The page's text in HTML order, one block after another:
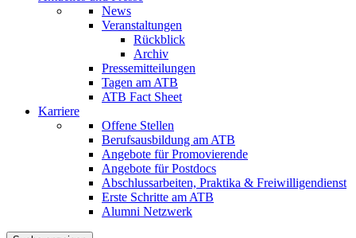
News
Veranstaltungen
Rückblick
Archiv
Pressemitteilungen
Tagen am ATB
ATB Fact Sheet
Karriere
Offene Stellen
Berufsausbildung am ATB
Angebote für Promovierende
Angebote für Postdocs
Abschlussarbeiten, Praktika & Freiwilligendienst
Erste Schritte am ATB
Alumni Netzwerk